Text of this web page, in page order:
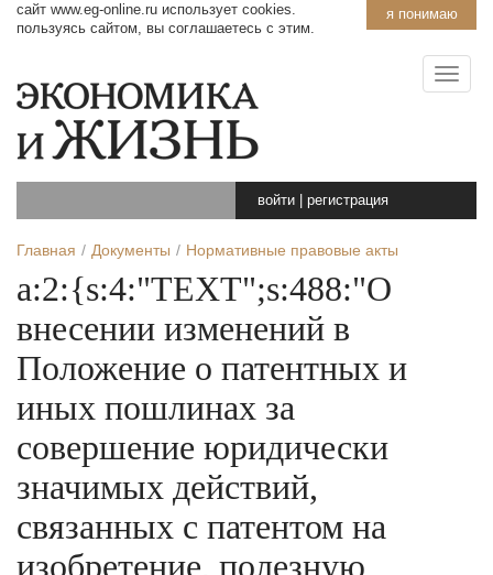
я понимаю
сайт www.eg-online.ru использует cookies.
пользуясь сайтом, вы соглашаетесь с этим.
войти регистрация
Главная Документы Нормативные правовые акты
a:2:{s:4:"TEXT";s:488:"О
внесении изменений в
Положение о патентных и
иных пошлинах за
совершение юридически
значимых действий,
связанных с патентом на
изобретение, полезную